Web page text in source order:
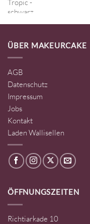
ÜBER MAKEURCAKE
AGB
Datenschutz
Impressum
Jobs
Kontakt
Laden Wallisellen
ÖFFNUNGSZEITEN
Richtiarkade 10